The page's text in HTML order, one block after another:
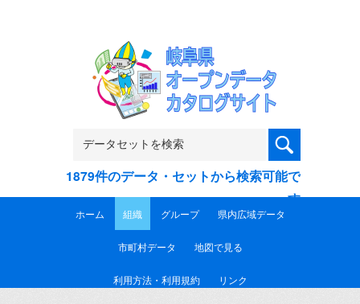
1879件のデータ・セットから検索可能で
す
ホーム 組織 グループ 県内広域データ
市町村データ 地図で見る
利用方法・利用規約 リンク